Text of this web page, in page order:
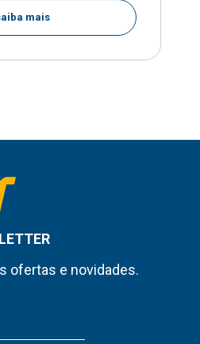
mais
ofertas e novidades.